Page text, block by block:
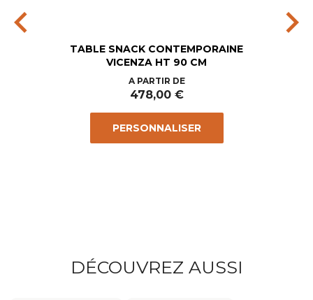
chevron_left
TABLE SNACK CONTEMPORAINE
VICENZA HT 90 CM
Prix
A PARTIR DE
478,00 €
PERSONNALISER
chevron_right
DÉCOUVREZ AUSSI